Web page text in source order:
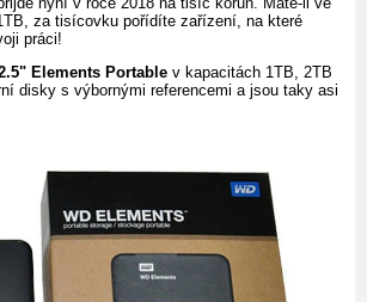
za tisícovku pořídíte zařízení, na které
práci!
Elements Portable v kapacitách 1TB, 2TB
disky s výbornými referencemi a jsou taky asi